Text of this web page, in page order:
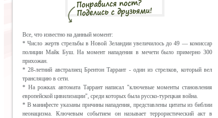
Все, что известно на данный момент:
* Число жертв стрельбы в Новой Зеландии увеличилось до 49 — комиссар
полиции Майк Буш. На момент нападения в мечети было примерно 300
прихожан.
* 28-летний австралиец Брентон Таррант - один из стрелков, который вел
трансляцию в сети.
* На рожках автомата Таррант написал "ключевые моменты становления
европейской цивилизации", среди которых была русско-турецкая война.
* В манифесте указаны причины нападения, представлены цитаты из библии
неонацизма. Ключевым событием он называет террористический акт в